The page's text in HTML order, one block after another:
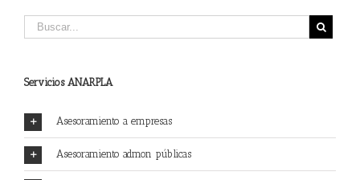
Servicios ANARPLA
Asesoramiento a empresas
Asesoramiento admon públicas